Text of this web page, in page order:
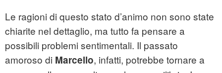
Le ragioni di questo stato d’animo non sono state
chiarite nel dettaglio, ma tutto fa pensare a
possibili problemi sentimentali. Il passato
amoroso di Marcello, infatti, potrebbe tornare a